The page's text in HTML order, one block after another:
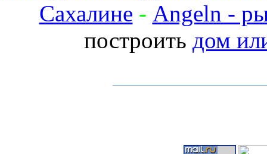
Сахалине - Angeln -
построить дом